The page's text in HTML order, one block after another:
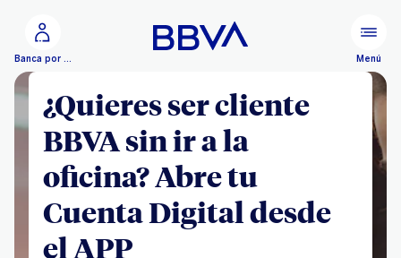
Banca por Internet Menú
¿Quieres ser cliente
BBVA sin ir a la
oficina? Abre tu
Cuenta Digital desde
el APP